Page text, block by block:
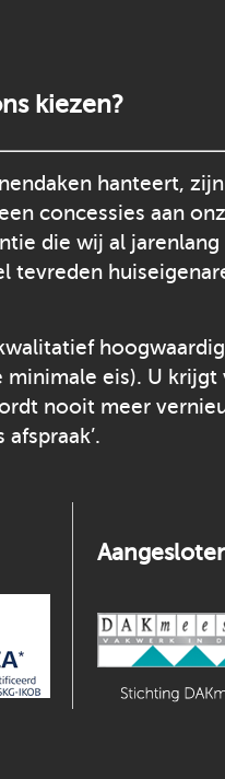
kiezen?
hanteert,
concessies aan
die wij al jarenlang
tevreden
eis). U krijgt
nooit meer